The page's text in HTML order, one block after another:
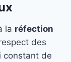
la réfection
des
constant de